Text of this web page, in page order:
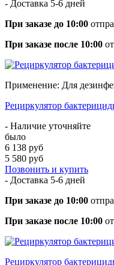
- Доставка 5-6 дней
При заказе до 10:00
При заказе после 10:00
Применение: Для
Рециркулятор
- Наличие уточняйте
было
6 138 руб
5 580 руб
Позвонить и купить
- Доставка 5-6 дней
При заказе до 10:00
При заказе после 10:00
Рециркулятор